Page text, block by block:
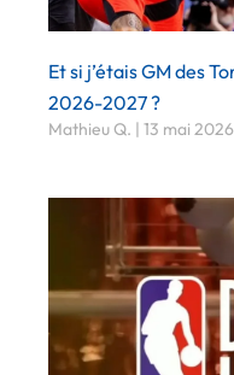
Et si j’étais GM des
2026-2027 ?
Mathieu Q. 13 mai 2026